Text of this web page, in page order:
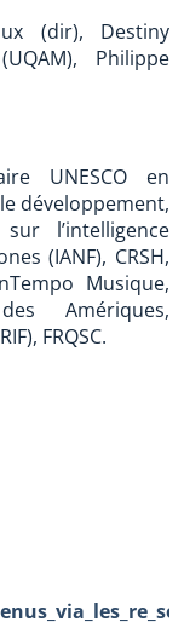
(dir), Destiny
Philippe
UNESCO en
développement,
l’intelligence
(IANF), CRSH,
Musique,
Amériques,
FRQSC.